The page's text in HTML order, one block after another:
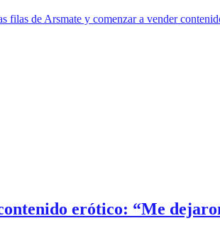
de Arsmate y comenzar a vender
erótico: “Me